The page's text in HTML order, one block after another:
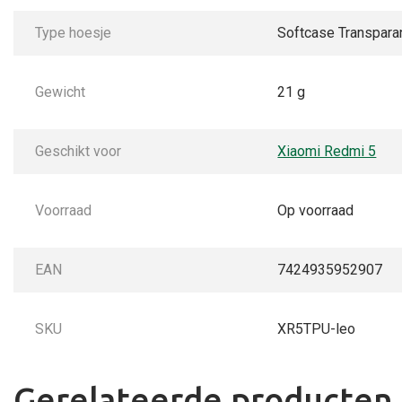
Type hoesje Softcase
Gewicht 21 g
Geschikt voor Xiaomi Redmi 5
Voorraad Op voorraad
EAN 7424935952907
SKU XR5TPU-leo